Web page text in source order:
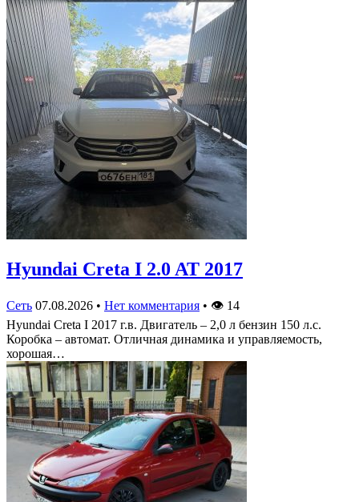
Hyundai Creta I 2.0 AT 2017
Сеть 07.08.2026 • Нет комментария • 👁 14
Hyundai Creta I 2017 г.в. Двигатель – 2,0 л бензин 150 л.с.
Коробка – автомат. Отличная динамика и управляемость,
хорошая…